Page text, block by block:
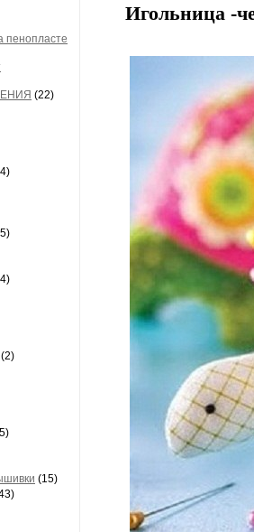
пенопласте
(22)
(2)
(15)
Игольница -